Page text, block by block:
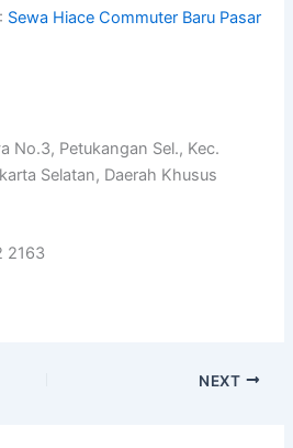
Sewa Hiace Commuter Baru Pasar
No.3, Petukangan Sel., Kec.
Selatan, Daerah Khusus
2163
NEXT